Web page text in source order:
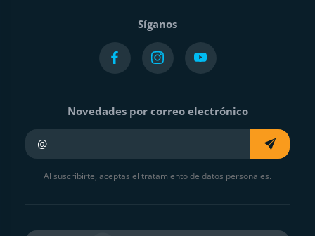
Síganos
Novedades por correo electrónico
Al suscribirte, aceptas el tratamiento de datos personales.